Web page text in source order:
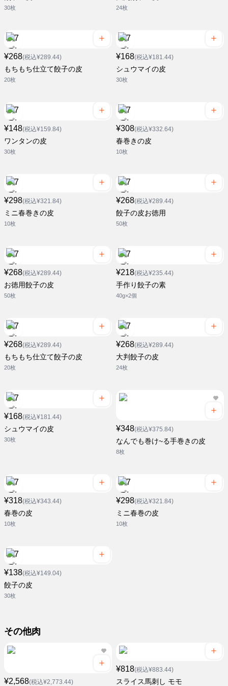
30枚 24枚
¥268(税込¥289.44)
もちもち仕立て餃子の皮
20枚
¥168(税込¥181.44)
シュウマイの皮
30枚
¥148(税込¥159.84)
ワンタンの皮
30枚
¥308(税込¥332.64)
春巻きの皮
10枚
¥298(税込¥321.84)
ミニ春巻きの皮
10枚
¥268(税込¥289.44)
餃子の皮お徳用
50枚
¥268(税込¥289.44)
お徳用餃子の皮
50枚
¥218(税込¥235.44)
手作り餃子の素
40g×2個
¥268(税込¥289.44)
もちもち仕立て餃子の皮
20枚
¥268(税込¥289.44)
大判餃子の皮
24枚
¥168(税込¥181.44)
シュウマイの皮
30枚
¥348(税込¥375.84)
なんでも巻け~る手巻きの皮
8枚
¥318(税込¥343.44)
春巻の皮
10枚
¥298(税込¥321.84)
ミニ春巻の皮
10枚
¥138(税込¥149.04)
餃子の皮
30枚
その他肉
¥2,568(税込¥2,773.44)
¥818(税込¥883.44)
スライス馬刺し モモ